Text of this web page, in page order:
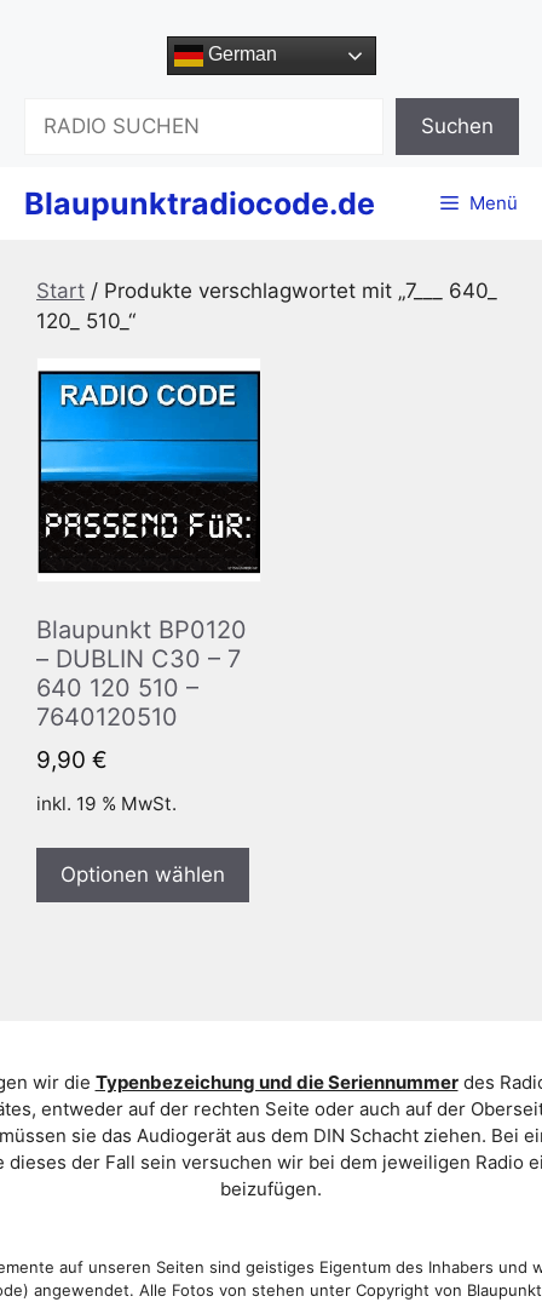
German
Suchen
Blaupunktradiocode.de Menü
Start / Produkte verschlagwortet mit „7___ 640_
120_ 510_“
Blaupunkt BP0120
– DUBLIN C30 – 7
640 120 510 –
7640120510
9,90 €
inkl. 19 % MwSt.
Optionen wählen
wir die Typenbezeichung und die Seriennummerdes
entweder auf der rechten Seite oder auch auf der
sie das Audiogerät aus dem DIN Schacht ziehen. Bei
der Fall sein versuchen wir bei dem jeweiligen Radio
beizufügen.
auf unseren Seiten sind geistiges Eigentum des Inhabers und
angewendet. Alle Fotos von stehen unter Copyright von